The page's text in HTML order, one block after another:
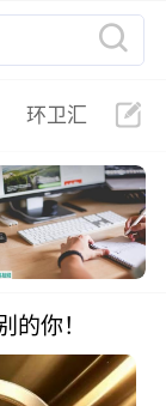
环卫汇
的你！